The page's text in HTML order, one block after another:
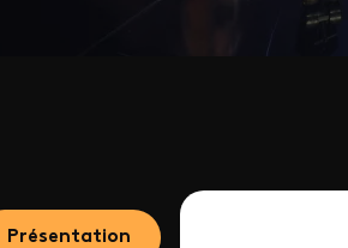
Présentation